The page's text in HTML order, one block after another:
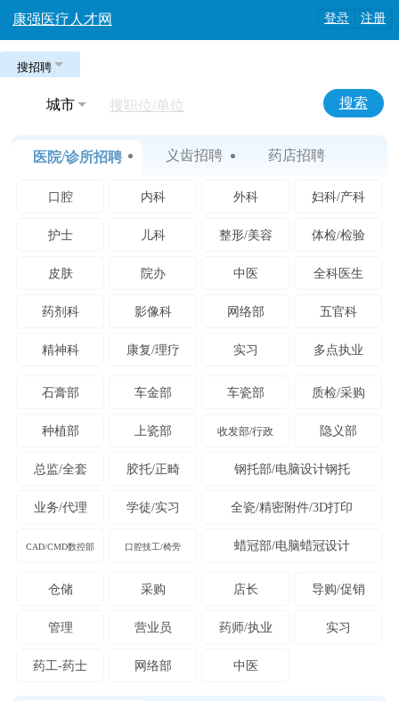
康强医疗人才网 登录 注册
搜招聘
城市 搜职位/单位 搜索
医院/诊所招聘 义齿招聘 药店招聘
口腔 内科 外科 妇科/产科
护士 儿科 整形/美容 体检/检验
皮肤 院办 中医 全科医生
药剂科 影像科 网络部 五官科
精神科 康复/理疗 实习 多点执业
石膏部 车金部 车瓷部 质检/采购
种植部 上瓷部 收发部/行政 隐义部
总监/全套 胶托/正畸 钢托部/电脑设计钢托
业务/代理 学徒/实习 全瓷/精密附件/3D打印
CAD/CMD数控部 口腔技工/椅旁 蜡冠部/电脑蜡冠设计
仓储 采购 店长 导购/促销
管理 营业员 药师/执业 实习
药工-药士 网络部 中医